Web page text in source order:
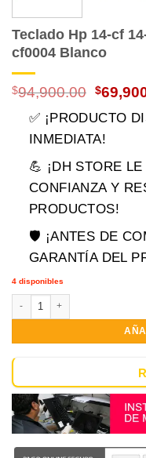
Teclado Hp 14-cf
cf0004 Blanco
$94,900.00 El
era:
$
✅ ¡PRODUCTO
INMEDIATA!
💪 ¡DH STORE
CONFIANZA Y
PRODUCTOS!
🛡️ ¡ANTES DE
GARANTÍA DEL
4 disponibles
Teclado Hp 14-cf 14-